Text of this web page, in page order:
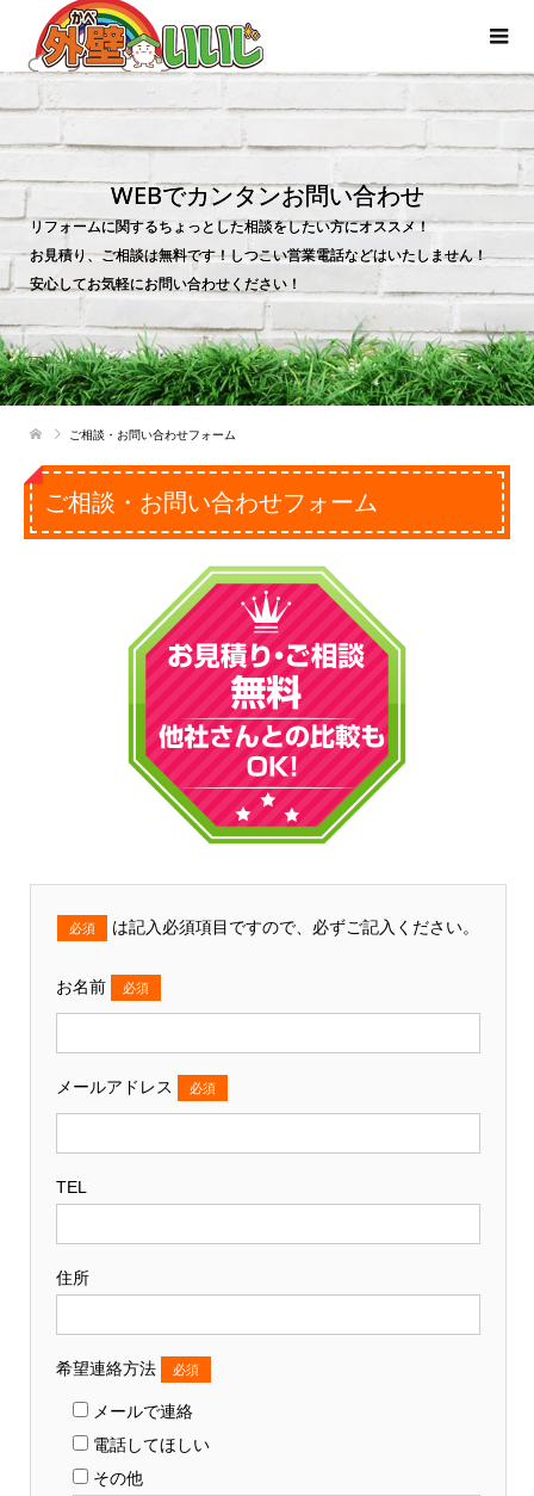
WEBでカンタンお問い合わせ
リフォームに関するちょっとした相談をしたい方にオススメ！
お見積り、ご相談は無料です！しつこい営業電話などはいたしません！
安心してお気軽にお問い合わせください！
ご相談・お問い合わせフォーム
ご相談・お問い合わせフォーム
必須 は記入必須項目ですので、必ずご記入ください。
お名前 必須
メールアドレス 必須
TEL
住所
希望連絡方法 必須
メールで連絡
電話してほしい
その他